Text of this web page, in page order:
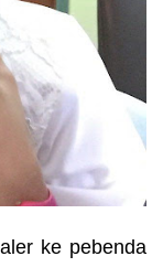
ke pebenda